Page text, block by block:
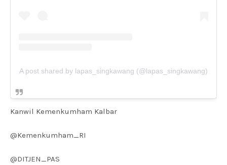
A post shared by lapas_singkawang (@lapas_singkawang)
Kanwil Kemenkumham Kalbar
@Kemenkumham_RI
@DITJEN_PAS